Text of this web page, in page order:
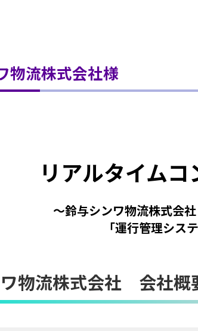
物流株式会社様
リアルタイム
～鈴与シンワ物流株式会
「運行管理シス
物流株式会社 会社概